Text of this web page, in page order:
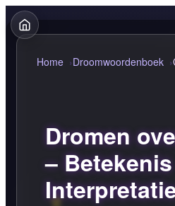
Home Droomwoordenboek
Dromen
–